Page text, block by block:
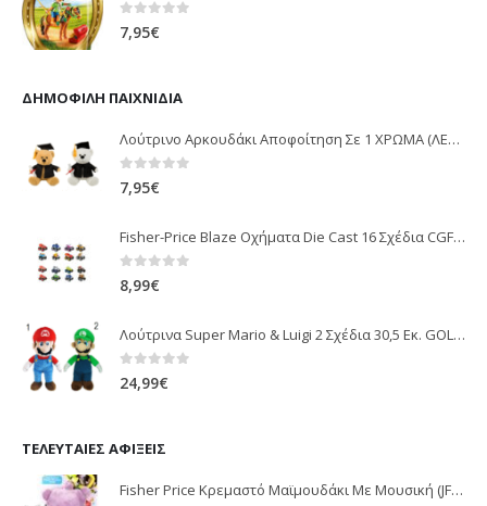
0out of 5
7,95€
ΔΗΜΟΦΙΛΉ ΠΑΙΧΝΊΔΙΑ
Λούτρινο Αρκουδάκι Αποφοίτηση Σε 1 ΧΡΩΜΑ (ΛΕΥΚΟ)25Εκ 1850
0out of 5
7,95€
Fisher-Price Blaze Οχήματα Die Cast 16 Σχέδια CGF20
0 out of 5
8,99€
Λούτρινα Super Mario & Luigi 2 Σχέδια 30,5 Εκ. GOL13769
0 out of 5
24,99€
ΤΕΛΕΥΤΑΊΕΣ ΑΦΊΞΕΙΣ
Fisher Price Κρεμαστό Μαϊμουδάκι Με Μουσική (JFF02)